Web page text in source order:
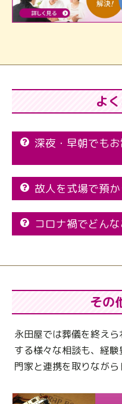
よ
深夜・早朝でも
故人を式場で預
コロナ禍でどん
その
永田屋では葬儀を終え
する様々な相談も、 経験
門家と連携を取りながら